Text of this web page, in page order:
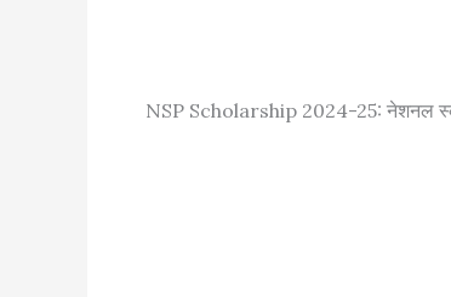
NSP Scholarship 2024-25: नेशनल